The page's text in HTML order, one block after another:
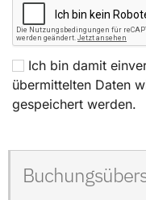
Ich bin damit
übermittelten Daten
gespeichert werden.